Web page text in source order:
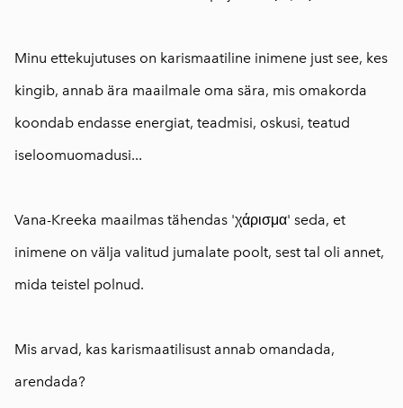
Minu ettekujutuses on karismaatiline inimene just see, kes
kingib, annab ära maailmale oma sära, mis omakorda
koondab endasse energiat, teadmisi, oskusi, teatud
iseloomuomadusi...
Vana-Kreeka maailmas tähendas 'χάρισμα' seda, et
inimene on välja valitud jumalate poolt, sest tal oli annet,
mida teistel polnud.
Mis arvad, kas karismaatilisust annab omandada,
arendada?